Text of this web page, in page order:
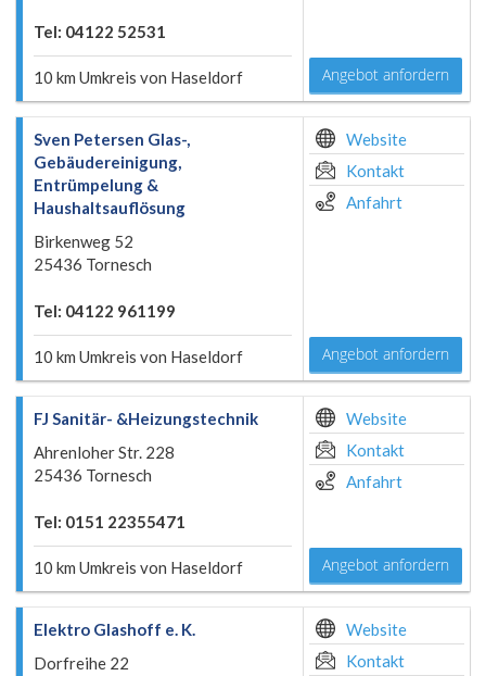
Tel: 04122 52531
10 km Umkreis von Haseldorf Angebot anfordern
Sven Petersen Glas-,
Gebäudereinigung,
Entrümpelung &
Haushaltsauflösung
Birkenweg 52
25436 Tornesch
Tel: 04122 961199
10 km Umkreis von Haseldorf
Website
Kontakt
Anfahrt
Angebot anfordern
FJ Sanitär- &Heizungstechnik
Ahrenloher Str. 228
25436 Tornesch
Tel: 0151 22355471
10 km Umkreis von Haseldorf
Website
Kontakt
Anfahrt
Angebot anfordern
Elektro Glashoff e. K.
Dorfreihe 22
Website
Kontakt